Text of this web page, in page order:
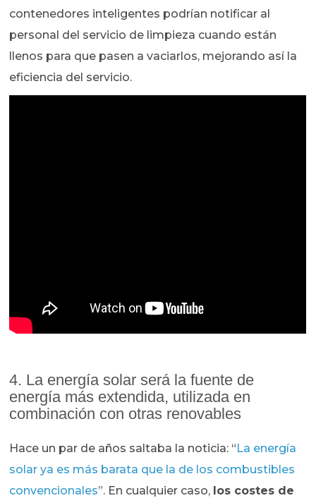
contenedores inteligentes podrían notificar al
personal del servicio de limpieza cuando están
llenos para que pasen a vaciarlos, mejorando así la
eficiencia del servicio.
4. La energía solar será la fuente de
energía más extendida, utilizada en
combinación con otras renovables
Hace un par de años saltaba la noticia: “La energía
solar ya es más barata que la de los combustibles
convencionales”. En cualquier caso, los costes de